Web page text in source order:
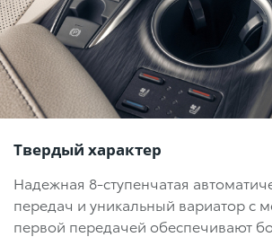
Твердый характер
Надежная 8-ступенчатая
передач и уникальный вариатор с
первой передачей обеспечивают